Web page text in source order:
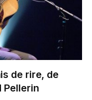
de rire, de
Pellerin